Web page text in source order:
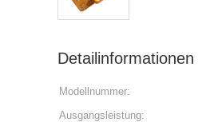
Detailinformationen
Modellnummer:
Ausgangsleistung: